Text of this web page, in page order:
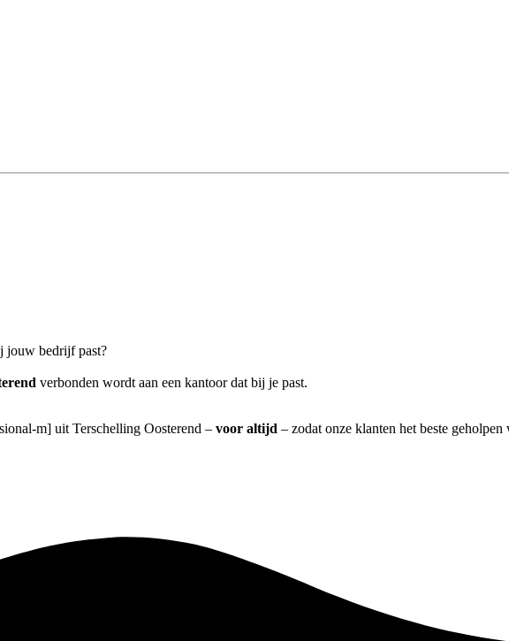
jouw bedrijf past?
verbonden wordt aan een kantoor dat bij je past.
m] uit Terschelling Oosterend – voor altijd – zodat onze klanten het beste